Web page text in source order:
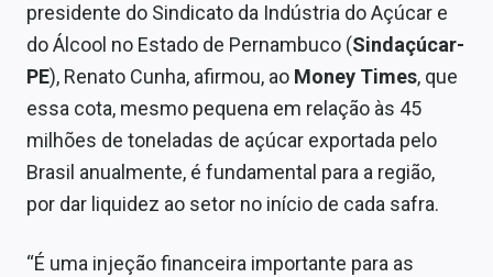
presidente do Sindicato da Indústria do Açúcar e
do Álcool no Estado de Pernambuco (Sindaçúcar-
PE), Renato Cunha, afirmou, ao Money Times, que
essa cota, mesmo pequena em relação às 45
milhões de toneladas de açúcar exportada pelo
Brasil anualmente, é fundamental para a região,
por dar liquidez ao setor no início de cada safra.
“É uma injeção financeira importante para as